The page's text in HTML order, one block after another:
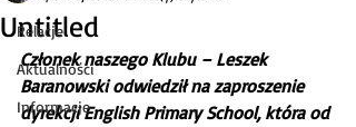
Relacje
Aktualności
Informacje
Untitled
Członek naszego Klubu – Leszek
Baranowski odwiedził na zaproszenie
dyrekcji English Primary School, która od